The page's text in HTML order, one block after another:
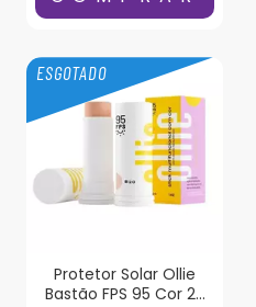
ESGOTADO
Protetor Solar Ollie
Bastão FPS 95 Cor 20